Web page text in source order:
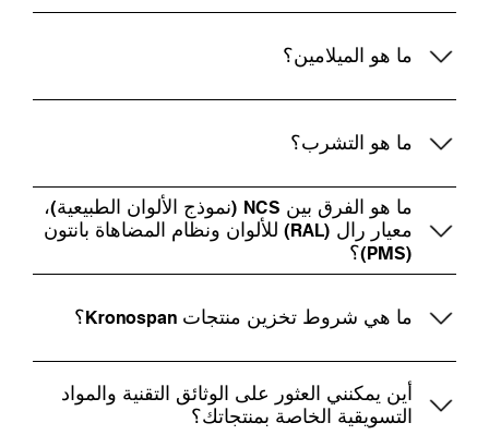
ما هو الميلامين؟
ما هو التشرب؟
ما هو الفرق بين NCS (نموذج الألوان الطبيعية)،
معيار رال (RAL) للألوان ونظام المضاهاة بانتون
(PMS)؟
ما هي شروط تخزين منتجات Kronospan؟
أين يمكنني العثور على الوثائق التقنية والمواد
التسويقية الخاصة بمنتجاتك؟